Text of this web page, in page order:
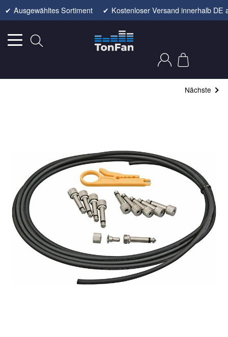
✔ Ausgewähltes Sortiment ✔ Kostenloser Versand innerhalb DE
Nächste